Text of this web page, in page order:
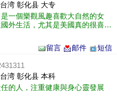
台湾 彰化县 大专
一個樂觀風趣喜歡大自然的女
外生活，尤其是美國真的很喜
留言 邮件 短信
台湾 彰化县 本科
的人，注重健康與身心靈發展